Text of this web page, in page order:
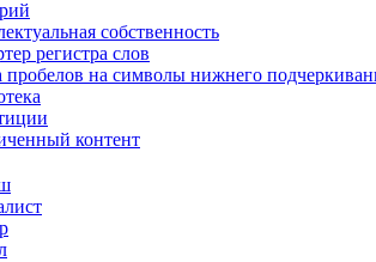
собственность
регистра слов
пробелов на символы нижнего
контент